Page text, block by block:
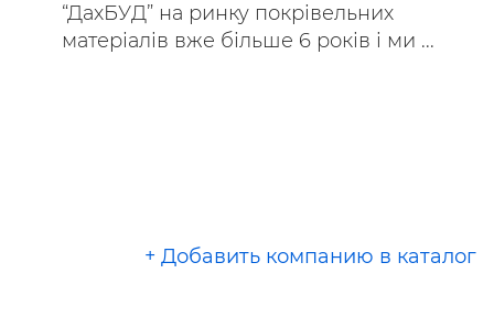
“ДахБУД” на ринку покрівельних
матеріалів вже більше 6 років і ми ...
+ Добавить компанию в каталог